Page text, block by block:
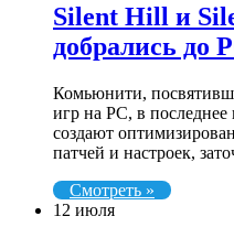
Silent Hill и
добрались до
Комьюнити,
игр на PC, в
создают
патчей и настроек,
Смотреть »
12 июля